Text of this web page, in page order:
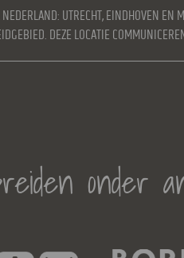
UTRECHT, EINDHOVEN EN
DEZE LOCATIE
onder